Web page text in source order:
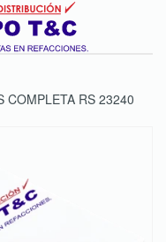
COMPLETA RS 23240